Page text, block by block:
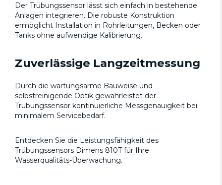
Der Trübungssensor lässt sich einfach in bestehende
Anlagen integrieren. Die robuste Konstruktion
ermöglicht Installation in Rohrleitungen, Becken oder
Tanks ohne aufwendige Kalibrierung.
Zuverlässige Langzeitmessung
Durch die wartungsarme Bauweise und
selbstreinigende Optik gewährleistet der
Trübungssensor kontinuierliche Messgenauigkeit bei
minimalem Servicebedarf.
Entdecken Sie die Leistungsfähigkeit des
Trübungssensors Dimens 810T für Ihre
Wasserqualitäts-Überwachung.